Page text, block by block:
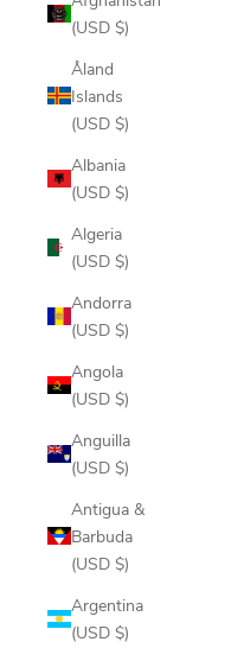
(USD $)
Åland
Islands
(USD $)
Albania
(USD $)
Algeria
(USD $)
Andorra
(USD $)
Angola
(USD $)
Anguilla
(USD $)
Antigua &
Barbuda
(USD $)
Argentina
(USD $)